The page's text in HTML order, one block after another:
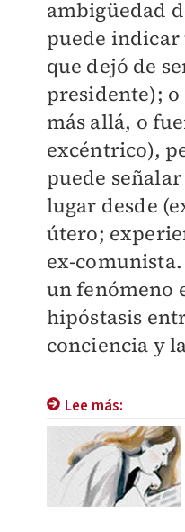
ambigüedad
puede
que dejó de
presidente); o
más allá, o
excéntrico),
puede
lugar desde
útero;
ex-
un fenómeno
hipóstasis
conciencia y
Lee más: